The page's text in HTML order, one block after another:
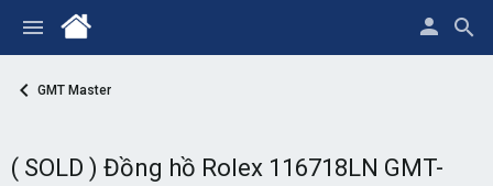
GMT Master
( SOLD ) Đồng hồ Rolex 116718LN GMT-